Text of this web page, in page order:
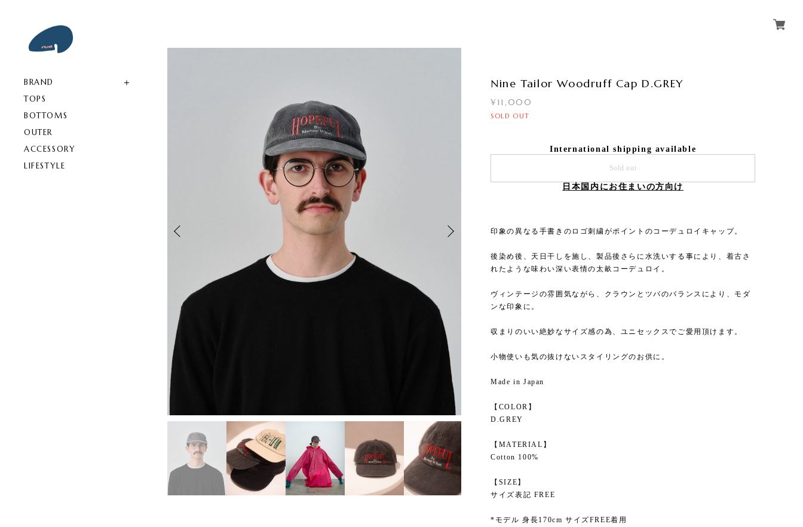
BRAND
TOPS
BOTTOMS
OUTER
ACCESSORY
LIFESTYLE
7
Nine Tailor Woodruff Cap D.GREY
¥11,000
SOLD OUT
International shipping available
Sold out
日本国内にお住まいの方向け
印象の異なる手書きのロゴ刺繍がポイントのコーデュロイキャップ。
後染め後、天日干しを施し、製品後さらに水洗いする事により、着古さ
れたような味わい深い表情の太畝コーデュロイ。
ヴィンテージの雰囲気ながら、クラウンとツバのバランスにより、モダ
ンな印象に。
収まりのいい絶妙なサイズ感の為、ユニセックスでご愛用頂けます。
小物使いも気の抜けないスタイリングのお供に。
Made in Japan
【COLOR】
D.GREY
【MATERIAL】
Cotton 100%
【SIZE】
サイズ表記 FREE
*モデル 身長170cm サイズFREE着用